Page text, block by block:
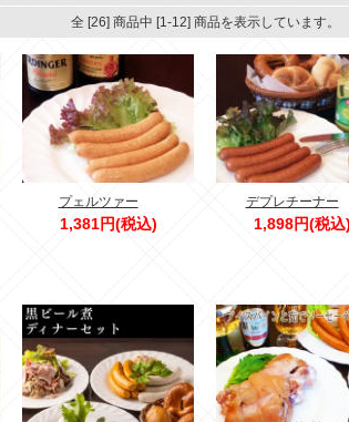
全 [26] 商品中 [1-12] 商品を表示しています。
プェルツァー
1,381円(税込)
デプレチーナー
1,898円(税込)